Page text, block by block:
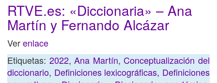
RTVE.es: «Diccionaria» – Ana
Martín y Fernando Alcázar
Verenlace
Etiquetas: 2022,Ana Martín,Conceptualización del
diccionario, Definiciones lexicográficas, Definiciones